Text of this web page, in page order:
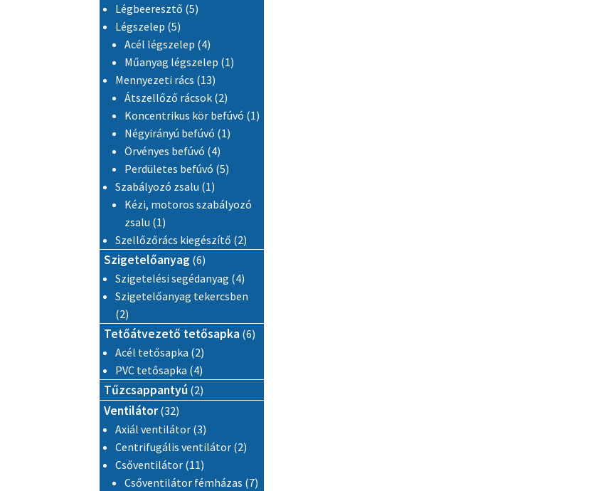
Légbeeresztő 55 termék
Légszelep 55 termék
Acél légszelep 44 termék
Műanyag légszelep 11 termék
Mennyezeti rács 1313 termék
Átszellőző rácsok 22 termék
Koncentrikus kör befúvó 11 termék
Négyirányú befúvó 11 termék
Örvényes befúvó 44 termék
Perdületes befúvó 55 termék
Szabályozó zsalu 11 termék
Kézi, motoros szabályozó
zsalu 11 termék
Szellőzőrács kiegészítő 22 termék
Szigetelőanyag 66 termék
Szigetelési segédanyag 44 termék
Szigetelőanyag tekercsben
22 termék
Tetőátvezető tetősapka 66 termék
Acél tetősapka 22 termék
PVC tetősapka 44 termék
Tűzcsappantyú 22 termék
Ventilátor 3232 termék
Axiál ventilátor 33 termék
Centrifugális ventilátor 22 termék
Csőventilátor 1111 termék
Csőventilátor fémházas 77 termék